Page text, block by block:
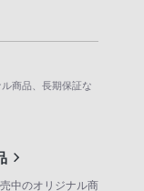
商品、長期保証な
中のオリジナル商